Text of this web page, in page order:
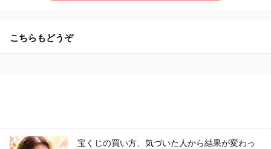
こちらもどうぞ
宝くじの買い方、気づいた人から結果が変わっ